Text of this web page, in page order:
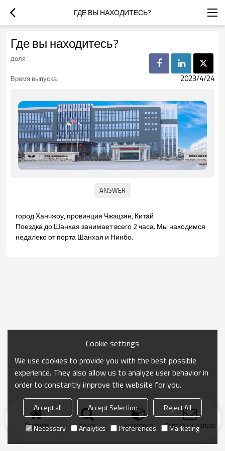
ГДЕ ВЫ НАХОДИТЕСЬ?
Где вы находитесь?
доля
Время выпуска
2023/4/24
город Ханчжоу, провинция Чжэцзян, Китай
Поездка до Шанхая занимает всего 2 часа. Мы находимся
недалеко от порта Шанхая и Нинбо.
Главная поиск категория Отправить запрос
Cookie settings
We use cookies to provide you with the best possible
experience. They also allow us to analyze user behavior in
order to constantly improve the website for you.
Accept all Accept Selection
Reject All
Necessary
Analytics Preferences Marketing